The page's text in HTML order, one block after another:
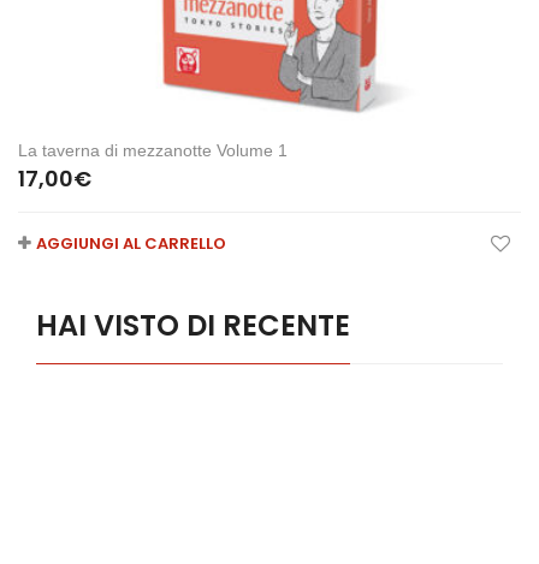
La taverna di mezzanotte Volume 1
17,00€
AGGIUNGI AL CARRELLO
HAI VISTO DI RECENTE